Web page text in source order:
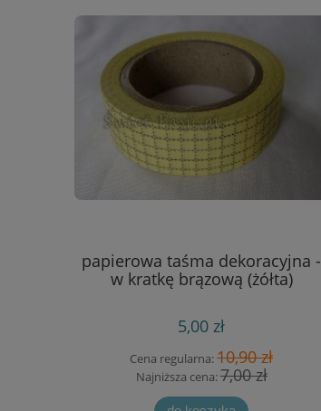
papierowa taśma dekoracyjna -
w kratkę brązową (żółta)
5,00 zł
Cena regularna:10,90 zł
Najniższa cena:7,00 zł